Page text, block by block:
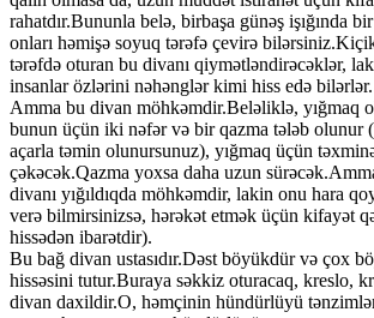
rahatdır.Bununla belə, birbaşa günəş işığında
onları həmişə soyuq tərəfə çevirə
tərəfdə oturan bu divanı qiymətləndirəcəklər,
insanlar özlərini nəhənglər kimi hiss edə bilərlər.
Amma bu divan möhkəmdir.Beləliklə, yığmaq
bunun üçün iki nəfər və bir qazma tələb olunur
açarla təmin olunursunuz), yığmaq üçün
çəkəcək.Qazma yoxsa daha uzun
divanı yığıldıqda möhkəmdir, lakin onu hara
verə bilmirsinizsə, hərəkət etmək üçün kifayət
hissədən ibarətdir).
Bu bağ divan ustasıdır.Dəst böyükdür və çox
hissəsini tutur.Buraya səkkiz oturacaq, kreslo,
divan daxildir.O, həmçinin hündürlüyü